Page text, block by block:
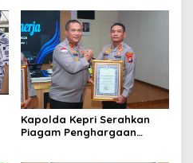
Kapolda Kepri Serahkan
Piagam Penghargaan